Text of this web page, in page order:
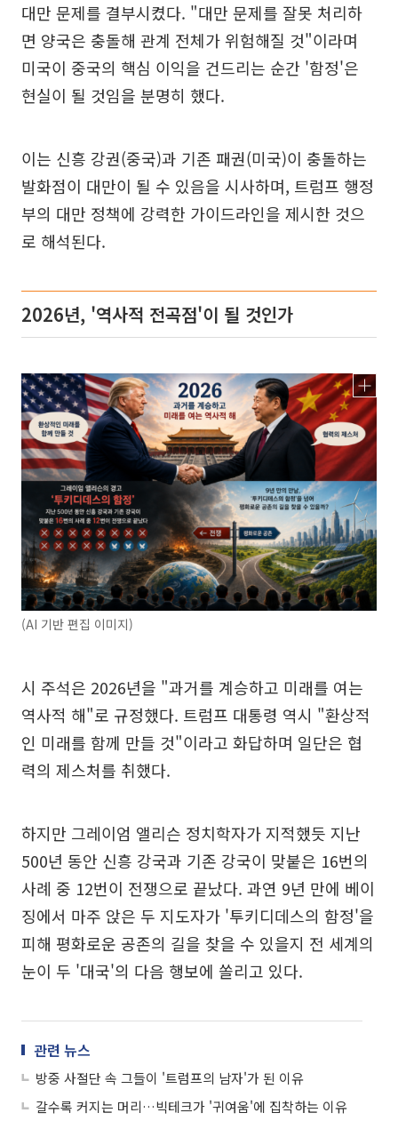
대만 문제를 결부시켰다. "대만 문제를 잘못 처리하
면 양국은 충돌해 관계 전체가 위험해질 것"이라며
미국이 중국의 핵심 이익을 건드리는 순간 '함정'은
현실이 될 것임을 분명히 했다.
이는 신흥 강권(중국)과 기존 패권(미국)이 충돌하는
발화점이 대만이 될 수 있음을 시사하며, 트럼프 행정
부의 대만 정책에 강력한 가이드라인을 제시한 것으
로 해석된다.
2026년, '역사적 전곡점'이 될 것인가
(AI 기반 편집 이미지)
시 주석은 2026년을 "과거를 계승하고 미래를 여는
역사적 해"로 규정했다. 트럼프 대통령 역시 "환상적
인 미래를 함께 만들 것"이라고 화답하며 일단은 협
력의 제스처를 취했다.
하지만 그레이엄 앨리슨 정치학자가 지적했듯 지난
500년 동안 신흥 강국과 기존 강국이 맞붙은 16번의
사례 중 12번이 전쟁으로 끝났다. 과연 9년 만에 베이
징에서 마주 앉은 두 지도자가 '투키디데스의 함정'을
피해 평화로운 공존의 길을 찾을 수 있을지 전 세계의
눈이 두 '대국'의 다음 행보에 쏠리고 있다.
관련 뉴스
방중 사절단 속 그들이 '트럼프의 남자'가 된 이유
갈수록 커지는 머리…빅테크가 '귀여움'에 집착하는 이유